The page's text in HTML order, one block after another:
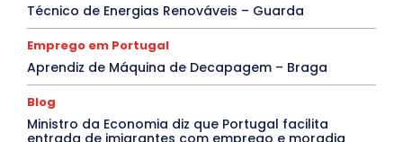
Técnico de Energias Renováveis – Guarda
Emprego em Portugal
Aprendiz de Máquina de Decapagem – Braga
Blog
Ministro da Economia diz que Portugal facilita
entrada de imigrantes com emprego e moradia